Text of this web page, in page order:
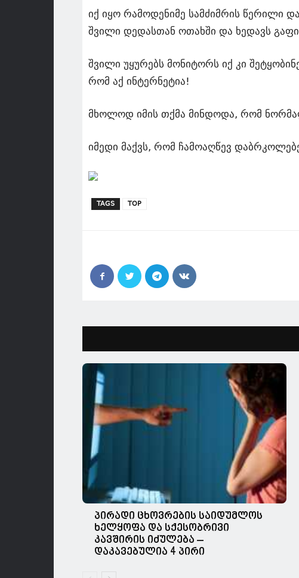
იქ იყო რამოდენიმე სამძიმრის წერილი
შვილი დედასთან ოთახში და ხედავს
შვილი უყურებს მონიტორს იქ კი
რომ აქ ინტერნეტია!
მხოლოდ იმის თქმა მინდოდა, რომ
იმედი მაქვს, რომ ჩამოაღწევ
TAGS TOP
პირადი ცხოვრების საიდუმლოს
ხელყოფა და სქესობრივი
კავშირის იძულება –
დაკავებულია 4 პირი